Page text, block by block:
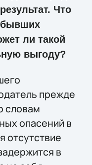
Что
бывших
ли такой
выгоду?
прежде
словам
опасений в
отсутствие
в